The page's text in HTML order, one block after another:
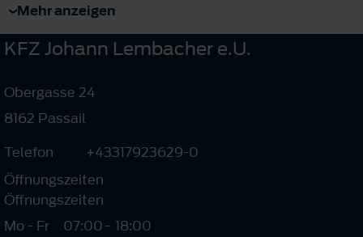
Mehr anzeigen
KFZ Johann Lembacher e.U.
Obergasse 24
8162 Passail
Telefon
+43317923629-0
Öffnungszeiten
Öffnungszeiten
Mo - Fr
07:00- 18:00